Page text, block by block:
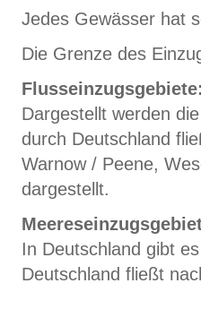
Jedes Gewässer hat
Die Grenze des
Dargestellt werden
durch Deutschland
Warnow / Peene,
dargestellt.
In Deutschland gibt
Deutschland fließt